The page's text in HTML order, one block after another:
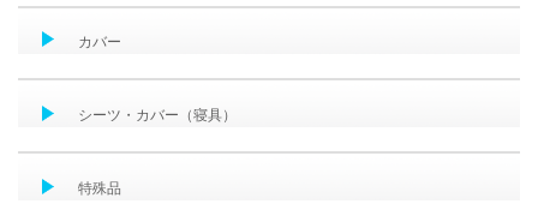
カバー
シーツ・カバー（寝具）
特殊品